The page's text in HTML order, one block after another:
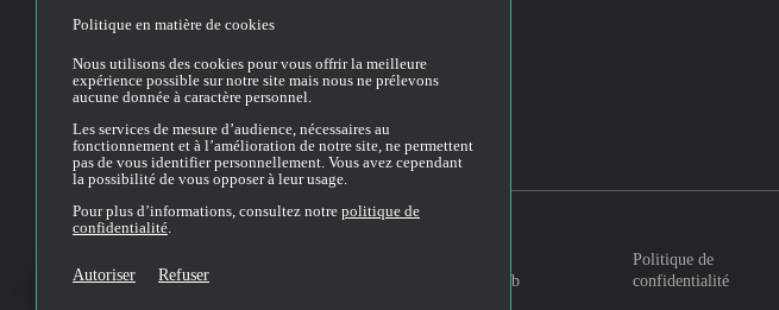
LinkedinYoutube
2026© Cloud Temple
d'utilisation du site web
Politique de
confidentialité
Politique en matière de cookies
Nous utilisons des cookies pour vous offrir la meilleure
expérience possible sur notre site mais nous ne prélevons
aucune donnée à caractère personnel.
Les services de mesure d’audience, nécessaires au
fonctionnement et à l’amélioration de notre site, ne permettent
pas de vous identifier personnellement. Vous avez cependant
la possibilité de vous opposer à leur usage.
Pour plus d’informations, consultez notre politique de
confidentialité.
Autoriser Refuser